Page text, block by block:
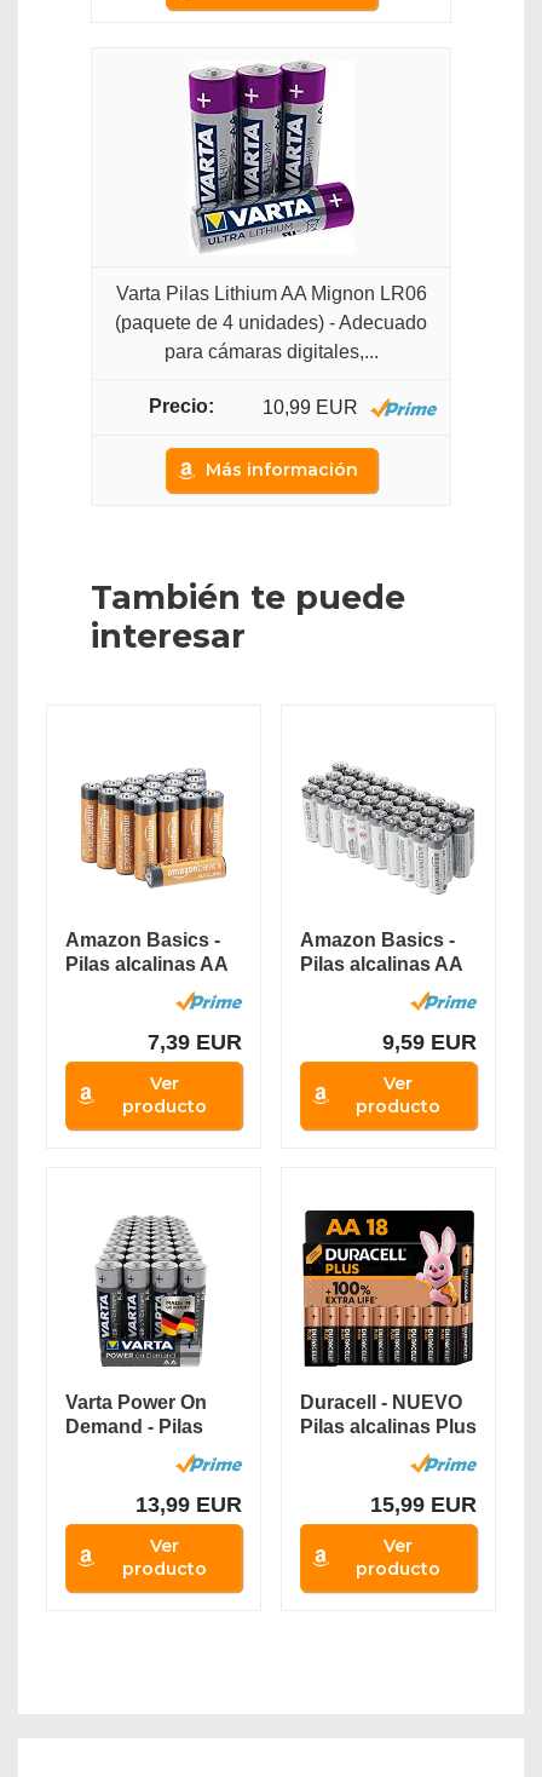
Varta Pilas Lithium AA Mignon LR06
(paquete de 4 unidades) - Adecuado
para cámaras digitales,...
10,99 EUR
Más información
También te puede
interesar
Amazon Basics -
Pilas alcalinas AA
de 1,5 voltios,...
7,39 EUR
Ver
producto
Amazon Basics -
Pilas alcalinas AA
9,59 EUR
Ver
producto
Varta Power On
Demand - Pilas
alcalinas AA / LR6
13,99 EUR
Ver
producto
Duracell - NUEVO
Pilas alcalinas Plus
15,99 EUR
Ver
producto